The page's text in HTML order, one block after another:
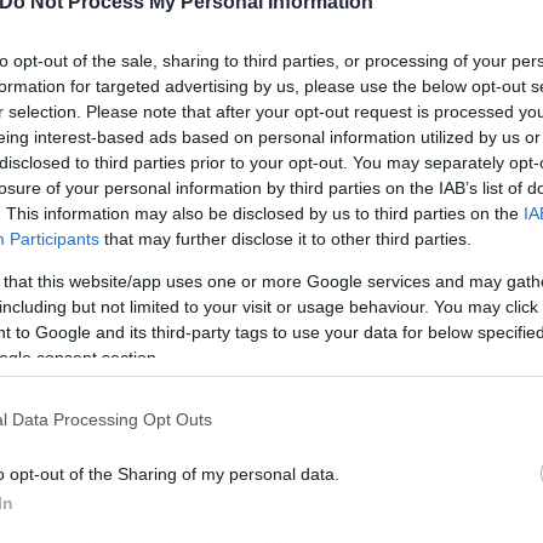
opt-out of the sale, sharing to third parties, or processing of your
for targeted advertising by us, please use the below opt-out
selection. Please note that after your opt-out request is processed
interest-based ads based on personal information utilized by us
to third parties prior to your opt-out. You may separately
of your personal information by third parties on the IAB’s list of
This information may also be disclosed by us to third parties on the
Participants that may further disclose it to other third parties.
that this website/app uses one or more Google services and may
but not limited to your visit or usage behaviour. You may
to Google and its third-party tags to use your data for below
consent section.
Data Processing Opt Outs
opt-out of the Sharing of my personal data.
συνεχίζουν σήμερα, όπως και χθες το βράδυ,
είναι να εξουδετερώσουν τους τρομοκράτες, να
και να εκκαθαρίσουν τις θέσεις, ώστε να είναι
περισσότερο τις επόμενες ημέρες »